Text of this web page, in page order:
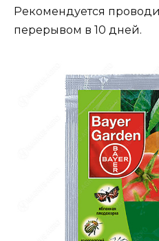
Рекомендуется
перерывом в 10 дней.